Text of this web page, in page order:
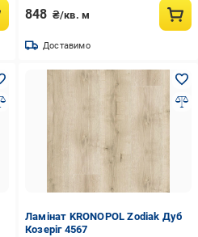
848 ₴/кв. м
Доставимо
Ламінат KRONOPOL Zodiak Дуб
Козеріг 4567